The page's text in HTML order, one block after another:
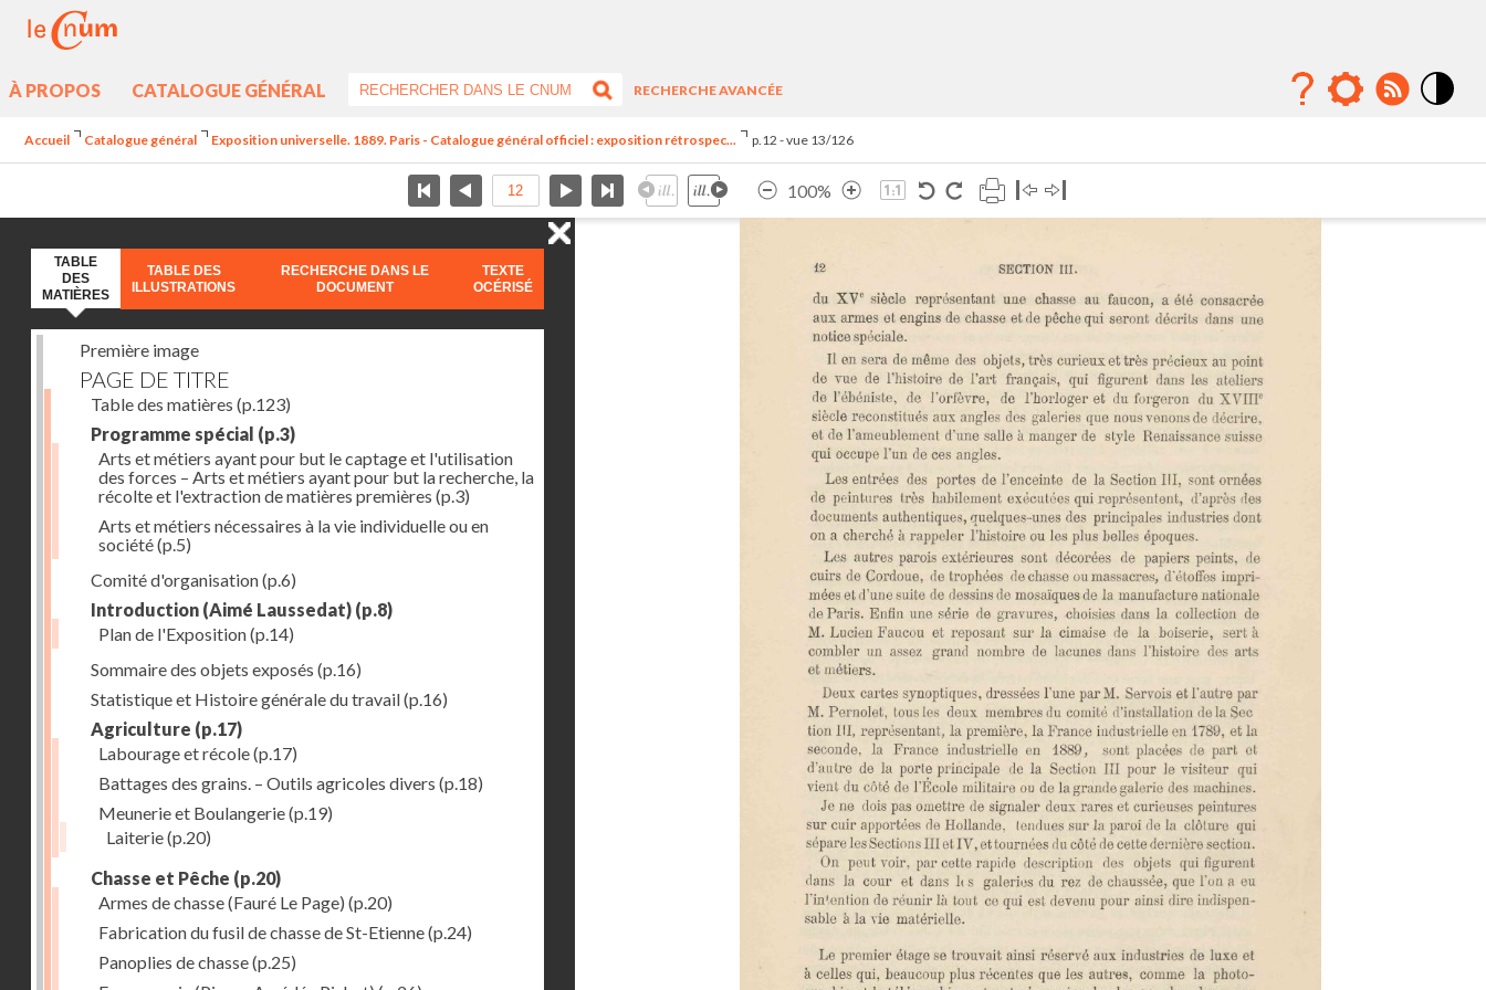
À PROPOS CATALOGUE GÉNÉRAL
RECHERCHE AVANCÉE
Accueil Catalogue général Exposition universelle. 1889. Paris - Catalogue général officiel : exposition rétrospec... p.12 - vue 13/126
100%
TABLE
DES
MATIÈRES
TABLE DES
ILLUSTRATIONS
RECHERCHE DANS LE
DOCUMENT
TEXTE
OCÉRISÉ
Première image
PAGE DE TITRE
Table des matières (p.123)
Programme spécial (p.3)
Arts et métiers ayant pour but le captage et l'utilisation
des forces – Arts et métiers ayant pour but la recherche, la
récolte et l'extraction de matières premières (p.3)
Arts et métiers nécessaires à la vie individuelle ou en
société(p.5)
Comité d'organisation(p.6)
Introduction (Aimé Laussedat) (p.8)
Plan de l'Exposition(p.14)
Sommaire des objets exposés (p.16)
Statistique et Histoire générale du travail(p.16)
Agriculture (p.17)
Labourage et récole(p.17)
Battages des grains. – Outils agricoles divers (p.18)
Meunerie et Boulangerie(p.19)
Laiterie(p.20)
Chasse et Pêche (p.20)
Armes de chasse (Fauré Le Page) (p.20)
Fabrication du fusil de chasse de St-Etienne(p.24)
Panoplies de chasse(p.25)